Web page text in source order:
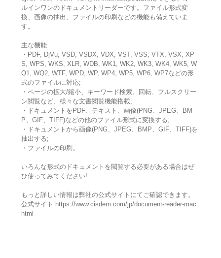
ルインワンのドキュメントリーダーです。ファイル形式変
換、画像の抽出、ファイルの印刷などの機能も備えていま
す。
主な機能:
・PDF, DjVu, VSD, VSDX, VDX, VST, VSS, VTX, VSX, XP
S, WPS, WKS, XLR, WDB, WK1, WK2, WK3, WK4, WK5, W
Q1, WQ2, WTF, WPD, WP, WP4, WP5, WP6, WP7などの形
式のファイルに対応;
・ページの拡大/縮小、キーワード検索、回転、フルスクリー
ン閲覧など、様々な文書閲覧機能搭載;
・ドキュメントをPDF、テキスト、画像(PNG、JPEG、BM
P、GIF、TIFF)などの他のファイル形式に変換する;
・ドキュメントから画像(PNG、JPEG、BMP、GIF、TIFF)を
抽出する;
・ファイルの印刷。
いろんな形式のドキュメントを閲覧する必要がある場合はぜ
ひ使ってみてください!
もっと詳しい情報は弊社の公式サイトにてご確認できます。
公式サイト:https://www.cisdem.com/jp/document-reader-mac.
html